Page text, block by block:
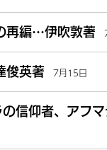
再編…伊吹敦著
俊英著 7月15日
信仰者、アフ